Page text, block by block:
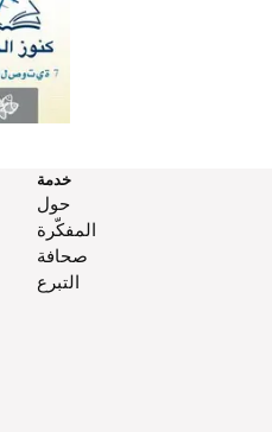
خدمة
المفكّرة
صحافة
التبرع